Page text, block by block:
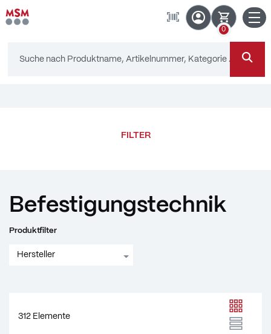
0
FILTER
Befestigungstechnik
Produktfilter
Hersteller
312 Elemente